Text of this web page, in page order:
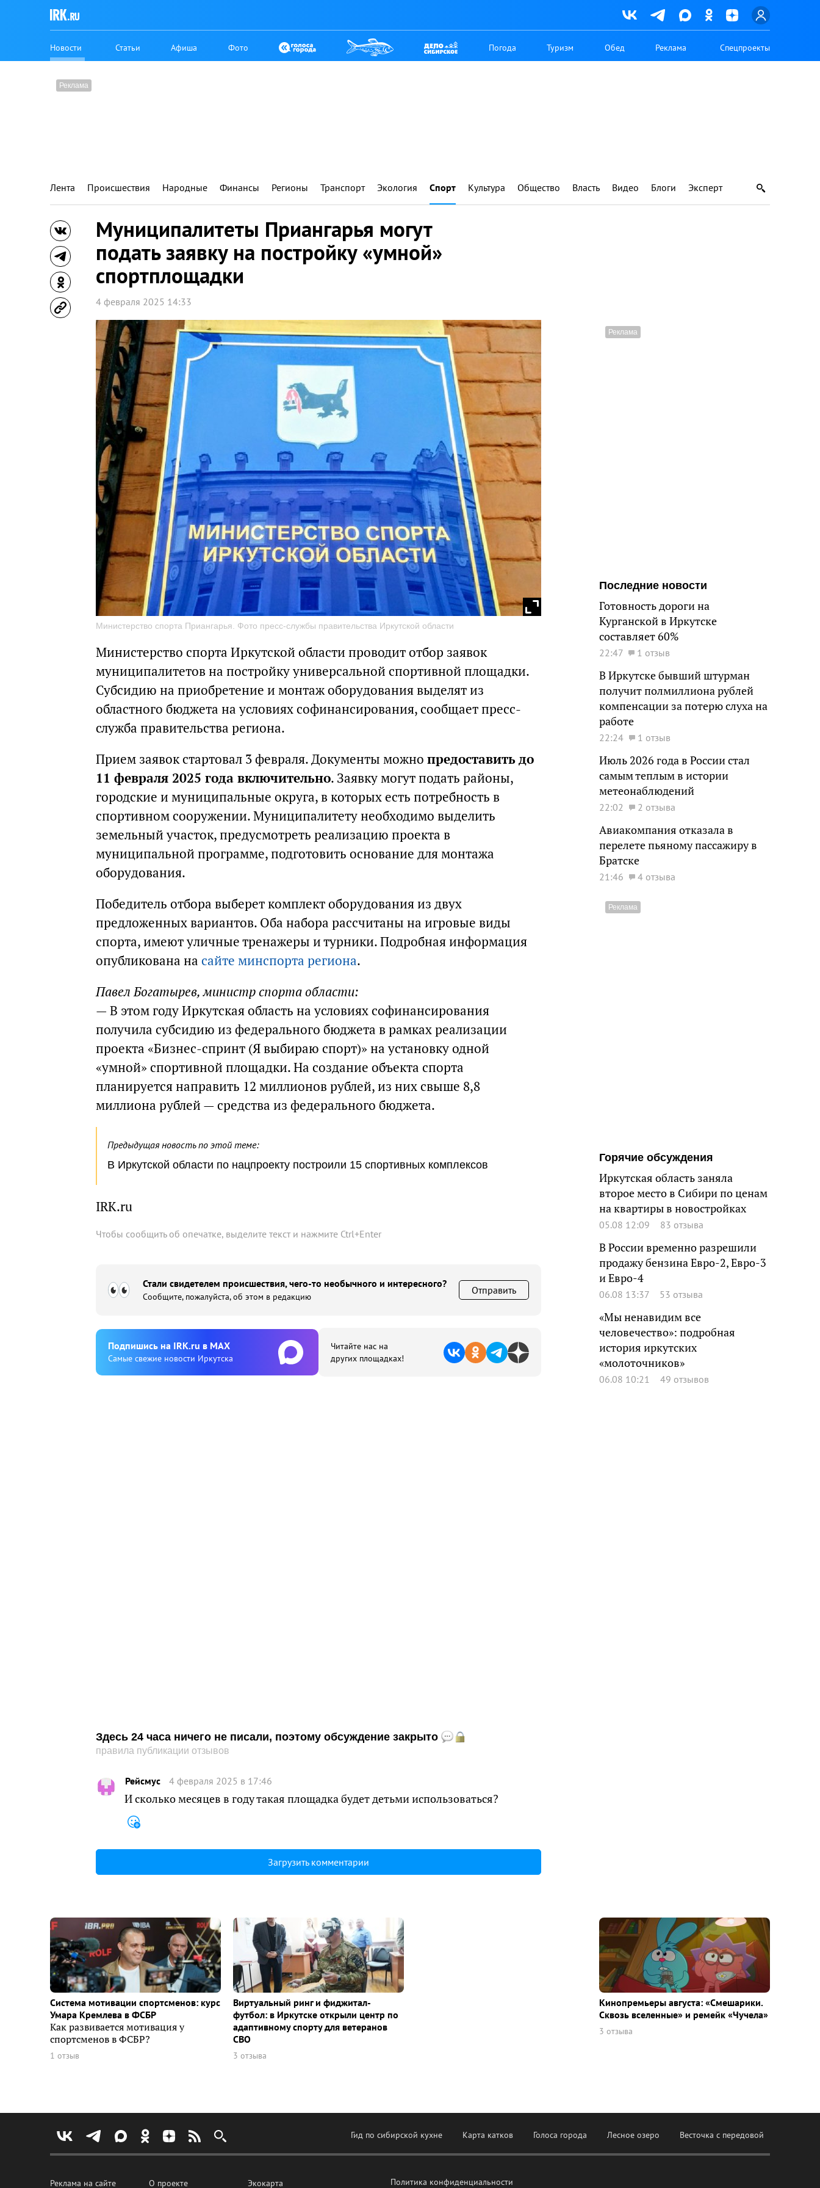
Новости Статьи Афиша Фото Погода Туризм Обед Реклама Спецпроекты
Лента Происшествия Народные Финансы Регионы Транспорт Экология Спорт Культура Общество Власть Видео Блоги Эксперт
Муниципалитеты Приангарья могут
подать заявку на постройку «умной»
спортплощадки
4 февраля 2025 14:33
Министерство спорта Приангарья. Фото пресс-службы правительства Иркутской области
Министерство спорта Иркутской области проводит отбор заявок
муниципалитетов на постройку универсальной спортивной площадки.
Субсидию на приобретение и монтаж оборудования выделят из
областного бюджета на условиях софинансирования, сообщает пресс-
служба правительства региона.
Прием заявок стартовал 3 февраля. Документы можно предоставить до
11 февраля 2025 года включительно. Заявку могут подать районы,
городские и муниципальные округа, в которых есть потребность в
спортивном сооружении. Муниципалитету необходимо выделить
земельный участок, предусмотреть реализацию проекта в
муниципальной программе, подготовить основание для монтажа
оборудования.
Победитель отбора выберет комплект оборудования из двух
предложенных вариантов. Оба набора рассчитаны на игровые виды
спорта, имеют уличные тренажеры и турники. Подробная информация
опубликована на сайте минспорта региона.
Павел Богатырев, министр спорта области:
— В этом году Иркутская область на условиях софинансирования
получила субсидию из федерального бюджета в рамках реализации
проекта «Бизнес-спринт (Я выбираю спорт)» на установку одной
«умной» спортивной площадки. На создание объекта спорта
планируется направить 12 миллионов рублей, из них свыше 8,8
миллиона рублей — средства из федерального бюджета.
Предыдущая новость по этой теме:
В Иркутской области по нацпроекту построили 15 спортивных комплексов
IRK.ru
Чтобы сообщить об опечатке, выделите текст и нажмите Ctrl+Enter
Стали свидетелем происшествия, чего-то необычного и интересного?
Сообщите, пожалуйста, об этом в редакцию
Отправить
Подпишиcь на IRK.ru в MAX
Cамые свежие новости Иркутска
Читайте нас на
других площадках!
Здесь 24 часа ничего не писали, поэтому обсуждение закрыто
правила публикации отзывов
Рейсмус 4 февраля 2025 в 17:46
И сколько месяцев в году такая площадка будет детьми использоваться?
Загрузить комментарии
Последние новости
Готовность дороги на
Курганской в Иркутске
составляет 60%
22:47 1 отзыв
В Иркутске бывший штурман
получит полмиллиона рублей
компенсации за потерю слуха на
работе
22:24 1 отзыв
Июль 2026 года в России стал
самым теплым в истории
метеонаблюдений
22:02 2 отзыва
Авиакомпания отказала в
перелете пьяному пассажиру в
Братске
21:46 4 отзыва
Горячие обсуждения
Иркутская область заняла
второе место в Сибири по ценам
на квартиры в новостройках
05.08 12:09 83 отзыва
В России временно разрешили
продажу бензина Евро-2, Евро-3
и Евро-4
06.08 13:37 53 отзыва
«Мы ненавидим все
человечество»: подробная
история иркутских
«молоточников»
06.08 10:21 49 отзывов
Система мотивации спортсменов: курс
Умара Кремлева в ФСБР
Как развивается мотивация у
спортсменов в ФСБР?
1 отзыв
Виртуальный ринг и фиджитал-
футбол: в Иркутске открыли центр по
адаптивному спорту для ветеранов
СВО
3 отзыва
Кинопремьеры августа: «Смешарики.
Сквозь вселенные» и ремейк «Чучела»
3 отзыва
Гид по сибирской кухне Карта катков Голоса города Лесное озеро Весточка с передовой
Реклама на сайте О проекте Экокарта Политика конфиденциальности